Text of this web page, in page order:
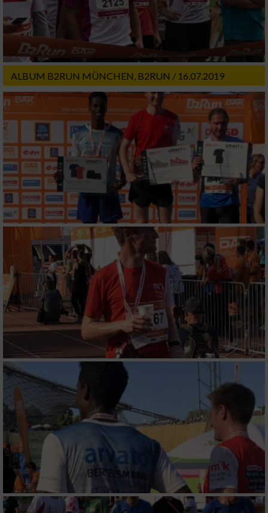
ALBUM B2RUN MÜNCHEN, B2RUN / 16.07.2019
Wir nutzen Ihre Daten für folgende Zwecke:
IAB-Verarbeitungszwecke:
Speichern von oder Zugriff auf Informationen
auf einem Endgerät
Verwendung reduzierter Daten zur Auswahl
von Werbeanzeigen
Erstellung von Profilen für personalisierte
Werbung
Verwendung von Profilen zur Auswahl
personalisierter Werbung
Erstellung von Profilen zur Personalisierung
von Inhalten
Verwendung von Profilen zur Auswahl
personalisierter Inhalte
Messung der Werbeleistung
Messung der Performance von Inhalten
Analyse von Zielgruppen durch Statistiken
oder Kombinationen von Daten aus
verschiedenen Quellen
Entwicklung und Verbesserung der Angebote
Verwendung reduzierter Daten zur Auswahl
von Inhalten
IAB-Besonderheiten:
Verwendung genauer Standortdaten
Geräte anhand von aktiv angeforderten